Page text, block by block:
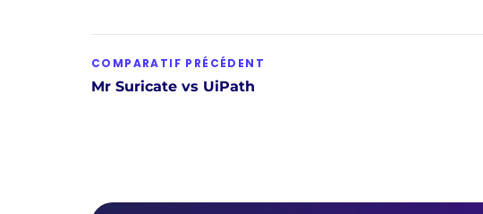
COMPARATIF PRÉCÉDENT
Mr Suricate vs UiPath